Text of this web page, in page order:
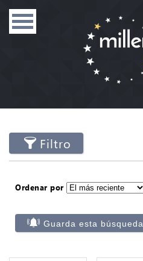
Filtro
Ordenar por
Guarda esta búsqueda